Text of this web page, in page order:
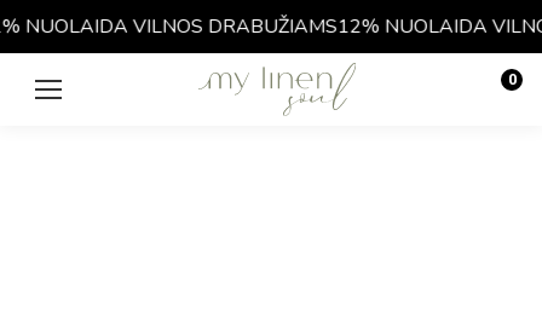
VILNOS DRABUŽIAMS12% NUOLAIDA VILNOS
0